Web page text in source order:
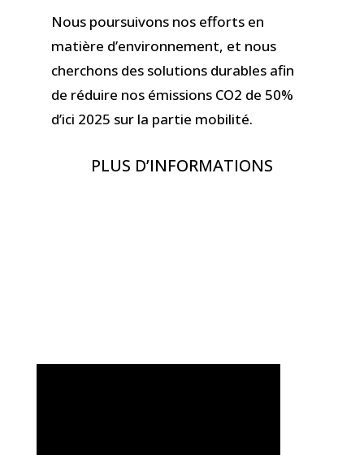
Nous poursuivons nos efforts en
matière d’environnement, et nous
cherchons des solutions durables afin
de réduire nos émissions CO2 de 50%
d’ici 2025 sur la partie mobilité.
PLUS D’INFORMATIONS